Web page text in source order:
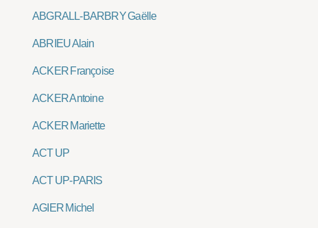
ABGRALL-BARBRY Gaëlle
ABRIEU Alain
ACKER Françoise
ACKER Antoine
ACKER Mariette
ACT UP
ACT UP-PARIS
AGIER Michel